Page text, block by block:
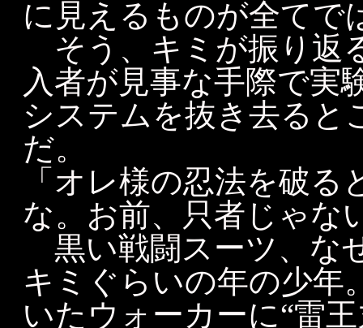
に見えるものが全てで
そう、キミが振り返
入者が見事な手際で実
システムを抜き去ると
だ。
「オレ様の忍法を破
な。お前、只者じゃな
黒い戦闘スーツ、な
キミぐらいの年の少年
いたウォーカーに“雷